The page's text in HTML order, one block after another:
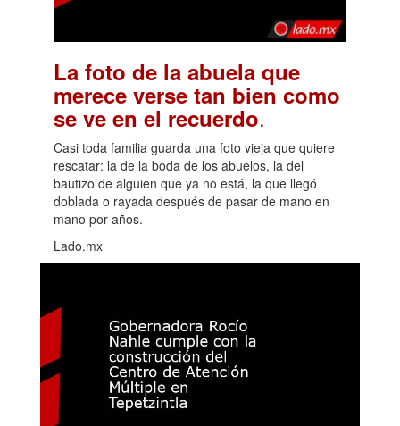
La foto de la abuela que
merece verse tan bien como
se ve en el recuerdo.
Casi toda familia guarda una foto vieja que quiere
rescatar: la de la boda de los abuelos, la del
bautizo de alguien que ya no está, la que llegó
doblada o rayada después de pasar de mano en
mano por años.
Lado.mx